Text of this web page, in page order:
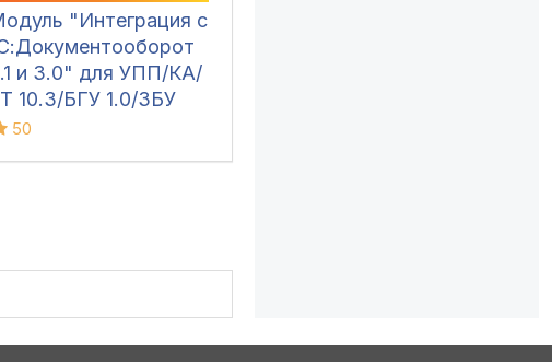
"Интеграция с
и 3.0" для УПП/КА/
10.3/БГУ 1.0/ЗБУ
1С-Совместимо
50